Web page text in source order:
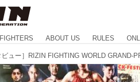
FIGHTERS ABOUT US RULES